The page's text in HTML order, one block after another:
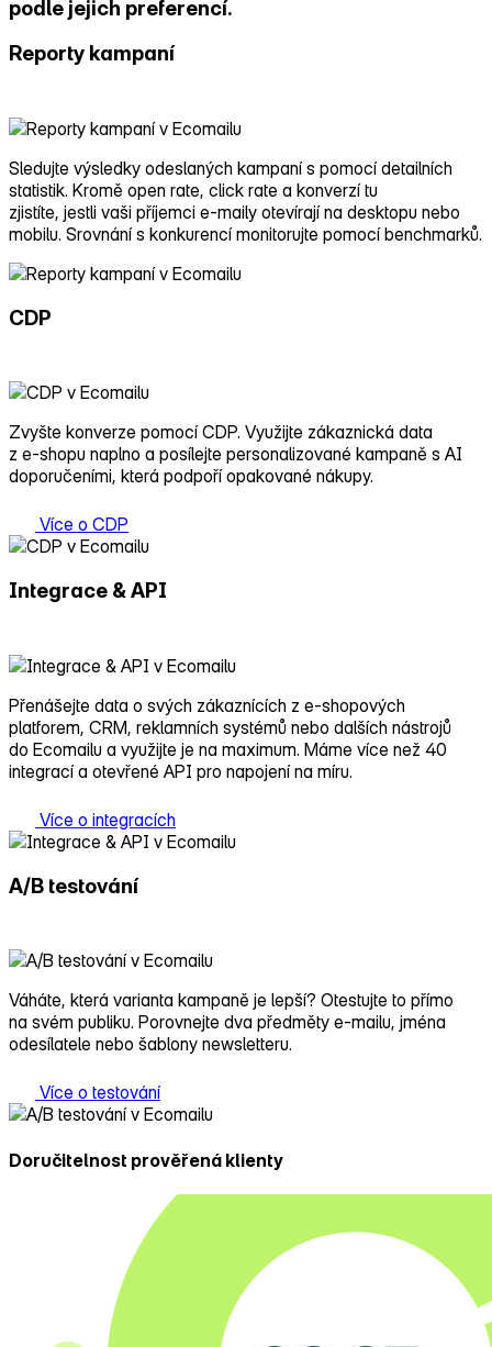
podle jejich preferencí.
Reporty kampaní
Sledujte výsledky odeslaných kampaní s pomocí detailních
statistik. Kromě open rate, click rate a konverzí tu
zjistíte, jestli vaši příjemci e‑maily otevírají na desktopu nebo
mobilu. Srovnání s konkurencí monitorujte pomocí benchmarků.
CDP
Zvyšte konverze pomocí CDP. Využijte zákaznická data
z e‑shopu naplno a posílejte personalizované kampaně s AI
doporučeními, která podpoří opakované nákupy.
Více o CDP
Integrace & API
Přenášejte data o svých zákaznících z e‑shopových
platforem, CRM, reklamních systémů nebo dalších nástrojů
do Ecomailu a využijte je na maximum. Máme více než 40
integrací a otevřené API pro napojení na míru.
Více o integracích
A/B testování
Váháte, která varianta kampaně je lepší? Otestujte to přímo
na svém publiku. Porovnejte dva předměty e‑mailu, jména
odesílatele nebo šablony newsletteru.
Více o testování
Doručitelnost prověřená klienty